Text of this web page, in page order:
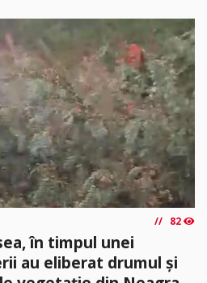
82
în timpul unei
au eliberat drumul și